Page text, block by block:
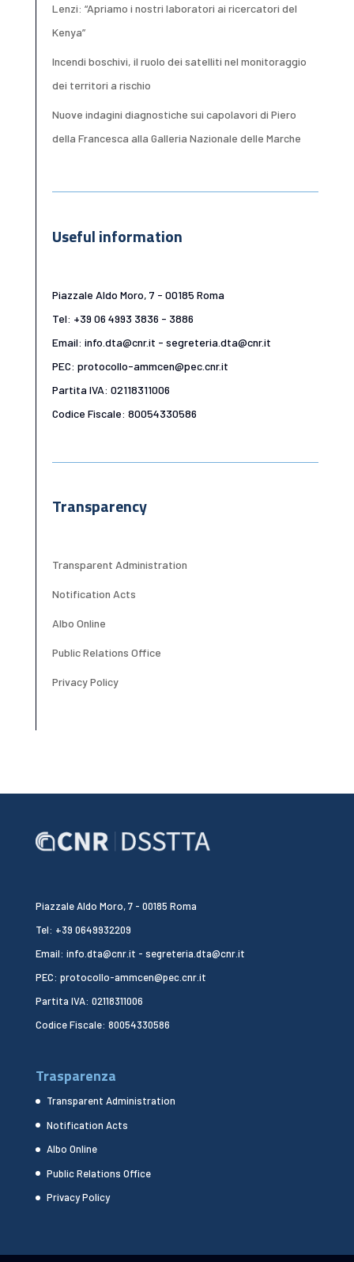
Lenzi: “Apriamo i nostri laboratori ai ricercatori del
Kenya”
Incendi boschivi, il ruolo dei satelliti nel monitoraggio
dei territori a rischio
Nuove indagini diagnostiche sui capolavori di Piero
della Francesca alla Galleria Nazionale delle Marche
Useful information
Piazzale Aldo Moro, 7 - 00185 Roma
Tel: +39 06 4993 3836 - 3886
Email: info.dta@cnr.it - segreteria.dta@cnr.it
PEC: protocollo-ammcen@pec.cnr.it
Partita IVA: 02118311006
Codice Fiscale: 80054330586
Transparency
Transparent Administration
Notification Acts
Albo Online
Public Relations Office
Privacy Policy
Piazzale Aldo Moro, 7 - 00185 Roma
Tel: +39 0649932209
Email: info.dta@cnr.it - segreteria.dta@cnr.it
PEC: protocollo-ammcen@pec.cnr.it
Partita IVA: 02118311006
Codice Fiscale: 80054330586
Trasparenza
Transparent Administration
Notification Acts
Albo Online
Public Relations Office
Privacy Policy